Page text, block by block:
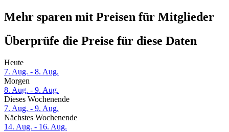
Mehr sparen mit Preisen für Mitglieder
Überprüfe die Preise für diese Daten
Heute
7. Aug. - 8. Aug.
Morgen
8. Aug. - 9. Aug.
Dieses Wochenende
7. Aug. - 9. Aug.
Nächstes Wochenende
14. Aug. - 16. Aug.